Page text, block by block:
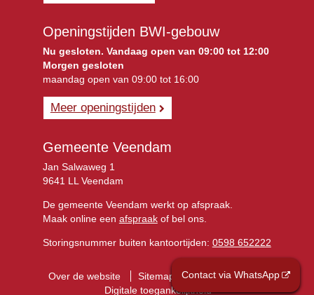
Contact via WhatsApp
Openingstijden BWI-gebouw
Nu gesloten. Vandaag open van 09:00 tot 12:00
Morgen gesloten
maandag open van 09:00 tot 16:00
Meer openingstijden
Gemeente Veendam
Jan Salwaweg 1
9641 LL Veendam
De gemeente Veendam werkt op afspraak.
Maak online een afspraakof bel ons.
Storingsnummer buiten kantoortijden: 0598 652222
Over de website Sitemap
Privacyverklaring
Digitale toegankelijkheid